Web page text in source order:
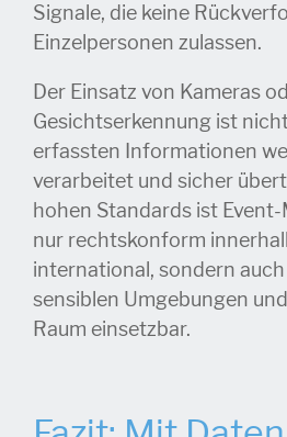
Signale, die keine
Einzelpersonen zulassen.
Der Einsatz von Kameras
Gesichtserkennung ist
erfassten Informationen
verarbeitet und sicher
hohen Standards ist
nur rechtskonform
international, sondern
sensiblen Umgebungen
Raum einsetzbar.